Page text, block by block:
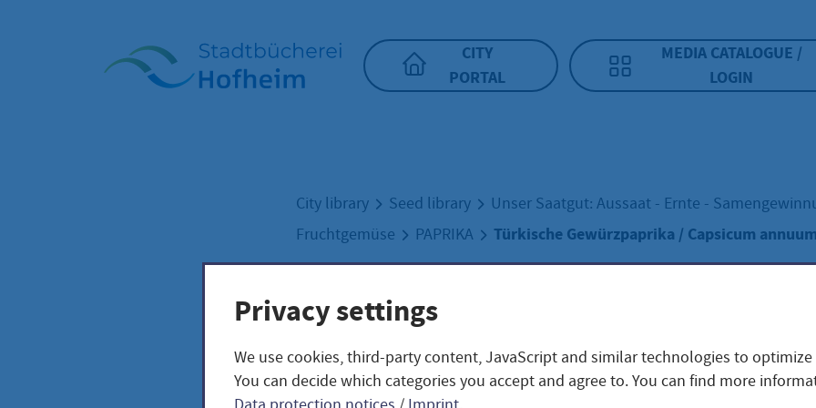
CITY
PORTAL
MEDIA CATALOGUE /
LOGIN
City library Seed library
Unser Saatgut: Aussaat - Ernte -
Fruchtgemüse
PAPRIKA Türkische Gewürzpaprika / Capsicum annuum
Türkische
Privacy settings
We use cookies, third-party content, JavaScript and similar technologies to
You can decide which categories you accept and agree to. You can find more